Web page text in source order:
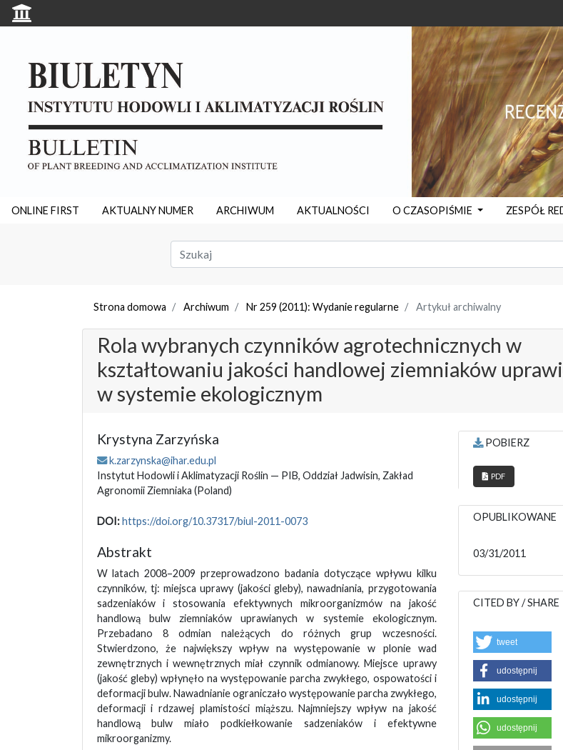
ONLINE FIRST AKTUALNY NUMER ARCHIWUM AKTUALNOŚCI O CZASOPIŚMIE ZESPÓŁ
Strona domowa Archiwum Nr 259 (2011): Wydanie regularne Artykuł archiwalny
Rola wybranych czynników agrotechnicznych w
kształtowaniu jakości handlowej ziemniaków
w systemie ekologicznym
Krystyna Zarzyńska
k.zarzynska@ihar.edu.pl
Instytut Hodowli i Aklimatyzacji Roślin — PIB, Oddział Jadwisin, Zakład
Agronomii Ziemniaka (Poland)
DOI:https://doi.org/10.37317/biul-2011-0073
Abstrakt
W latach 2008–2009 przeprowadzono badania dotyczące wpływu kilku
czynników, tj: miejsca uprawy (jakości gleby), nawadniania, przygotowania
sadzeniaków i stosowania efektywnych mikroorganizmów na jakość
handlową bulw ziemniaków uprawianych w systemie ekologicznym.
Przebadano 8 odmian należących do różnych grup wczesności.
Stwierdzono, że największy wpływ na występowanie w plonie wad
zewnętrznych i wewnętrznych miał czynnik odmianowy. Miejsce uprawy
(jakość gleby) wpłynęło na występowanie parcha zwykłego, ospowatości i
deformacji bulw. Nawadnianie ograniczało występowanie parcha zwykłego,
deformacji i rdzawej plamistości miąższu. Najmniejszy wpływ na jakość
handlową bulw miało podkiełkowanie sadzeniaków i efektywne
mikroorganizmy.
POBIERZ
PDF
OPUBLIKOWANE
03/31/2011
CITED BY / SHARE
tweet
udostępnij
udostępnij
udostępnij